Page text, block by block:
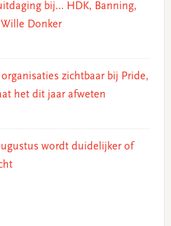
bij… HDK, Banning,
Donker
organisaties zichtbaar bij Pride,
het dit jaar afweten
wordt duidelijker of